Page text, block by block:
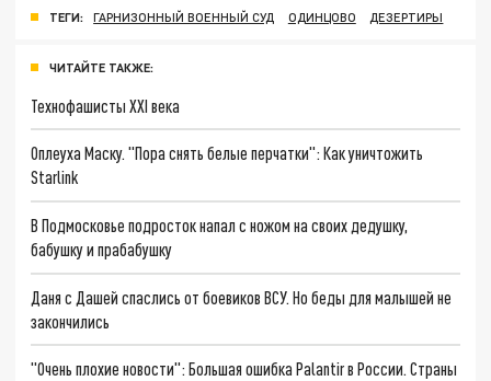
ТЕГИ: ГАРНИЗОННЫЙ ВОЕННЫЙ СУД ОДИНЦОВО ДЕЗЕРТИРЫ
ЧИТАЙТЕ ТАКЖЕ:
Технофашисты XXI века
Оплеуха Маску. "Пора снять белые перчатки": Как уничтожить
Starlink
В Подмосковье подросток напал с ножом на своих дедушку,
бабушку и прабабушку
Даня с Дашей спаслись от боевиков ВСУ. Но беды для малышей не
закончились
"Очень плохие новости": Большая ошибка Palantir в России. Страны